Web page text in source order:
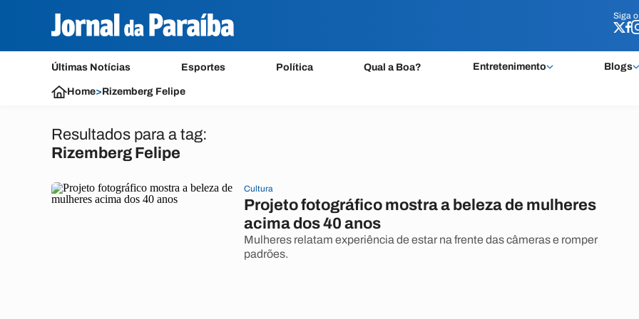
Siga o
Últimas Notícias Esportes Política Qual a Boa? Entretenimento Blogs
Siga o
Home>Rizemberg Felipe
Resultados para a tag:
Rizemberg Felipe
Cultura
Projeto fotográfico mostra a beleza de mulheres
acima dos 40 anos
Mulheres relatam experiência de estar na frente das câmeras e romper
padrões.